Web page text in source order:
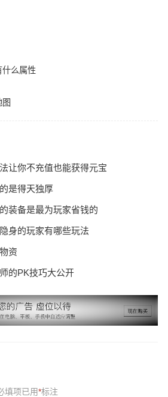
什么属性
让你不充值也能获得元宝
是得天独厚
装备是最为玩家省钱的
身的玩家有哪些玩法
资
的PK技巧大公开
填项已用*标注